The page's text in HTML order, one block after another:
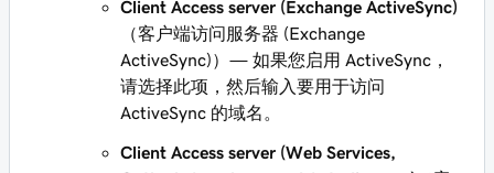
Client Access server (Exchange ActiveSync)
（客户端访问服务器 (Exchange
ActiveSync)）— 如果您启用 ActiveSync，
请选择此项，然后输入要用于访问
ActiveSync 的域名。
Client Access server (Web Services,